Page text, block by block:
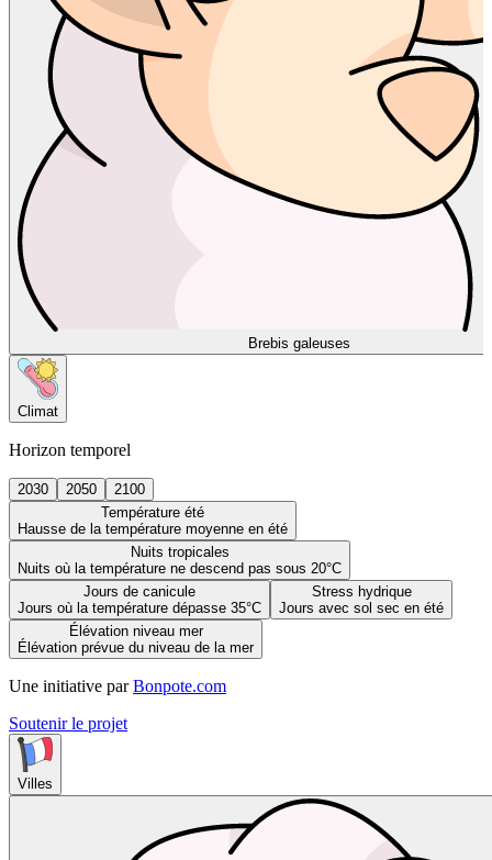
Brebis galeuses
Climat
Horizon temporel
2030 2050
2100
Température été
Hausse de la température moyenne en été
Nuits tropicales
Nuits où la température ne descend pas sous 20°C
Jours de canicule
Jours où la température dépasse 35°C
Stress hydrique
Jours avec sol sec en été
Élévation niveau mer
Élévation prévue du niveau de la mer
Une initiative par Bonpote.com
Soutenir le projet
Villes